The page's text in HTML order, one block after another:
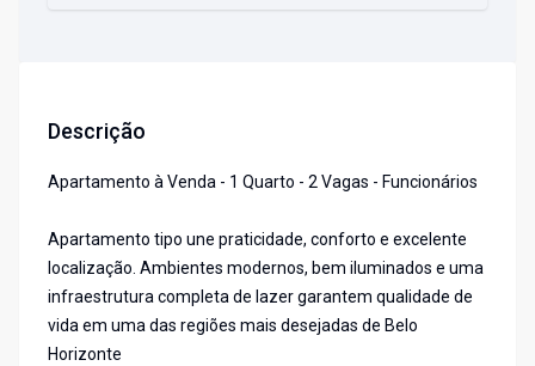
Descrição
Apartamento à Venda - 1 Quarto - 2 Vagas - Funcionários
Apartamento tipo une praticidade, conforto e excelente
localização. Ambientes modernos, bem iluminados e uma
infraestrutura completa de lazer garantem qualidade de
vida em uma das regiões mais desejadas de Belo
Horizonte